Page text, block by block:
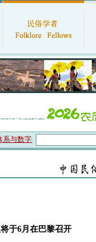
字叙事”研讨会在京召开
于6月在巴黎召开